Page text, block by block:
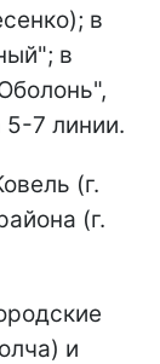
в
в
7 линии.
(г.
(г.
и